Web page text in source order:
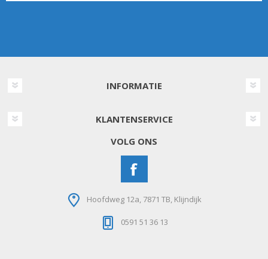
INFORMATIE
KLANTENSERVICE
VOLG ONS
Hoofdweg 12a, 7871 TB, Klijndijk
0591 51 36 13